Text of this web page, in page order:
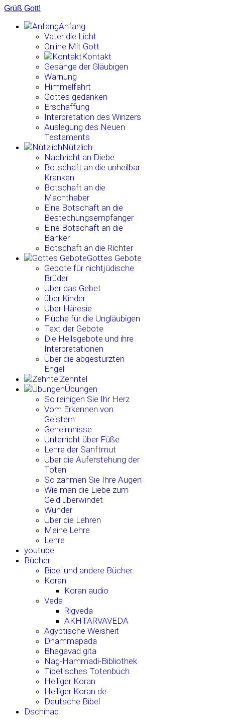
Grüß Gott!
Anfang
Vater die Licht
Online Mit Gott
Kontakt
Gesänge der Gläubigen
Warnung
Himmelfahrt
Gottes gedanken
Erschaffung
Interpretation des Winzers
Auslegung des Neuen
Testaments
Nützlich
Nachricht an Diebe
Botschaft an die unheilbar
Kranken
Botschaft an die
Machthaber
Eine Botschaft an die
Bestechungsempfänger
Eine Botschaft an die
Banker
Botschaft an die Richter
Gottes Gebote
Gebote für nichtjüdische
Brüder
Über das Gebet
über Kinder
Über Häresie
Flüche für die Ungläubigen
Text der Gebote
Die Heilsgebote und ihre
Interpretationen
Über die abgestürzten
Engel
Zehntel
Übungen
So reinigen Sie Ihr Herz
Vom Erkennen von
Geistern
Geheimnisse
Unterricht über Füße
Lehre der Sanftmut
Über die Auferstehung der
Toten
So zähmen Sie Ihre Augen
Wie man die Liebe zum
Geld überwindet
Wunder
Über die Lehren
Meine Lehre
Lehre
youtube
Bücher
Bibel und andere Bücher
Koran
Koran audio
Veda
Rigveda
AKHTARVAVEDA
Ägyptische Weisheit
Dhammapada
Bhagavad gita
Nag-Hammadi-Bibliothek
Tibetisches Totenbuch
Heiliger Koran
Heiliger Koran de
Deutsche Bibel
Dschihad